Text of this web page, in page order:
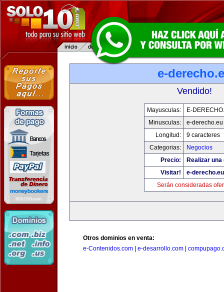
e-
Vendido!
Mayusculas:
E-
Minusculas:
e-derecho.eu
Longitud:
9 caracteres
Categorias:
Negocios
Precio:
Realizar
Visitar!
e-derecho.eu
Serán consideradas
Otros dominios en venta:
e-Contenidos.com
e-desarrollo.com